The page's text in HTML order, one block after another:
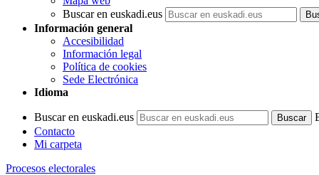
Buscar en euskadi.eus
Información general
Accesibilidad
Información legal
Política de cookies
Sede Electrónica
Idioma
Buscar en euskadi.eus
Contacto
Mi carpeta
Procesos electorales